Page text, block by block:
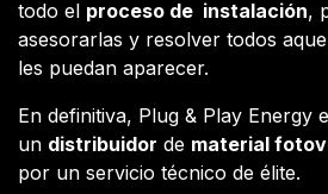
todo el proceso de instalación,
asesorarlas y resolver todos
les puedan aparecer.
En definitiva, Plug & Play Energy
un distribuidor de material
por un servicio técnico de élite.